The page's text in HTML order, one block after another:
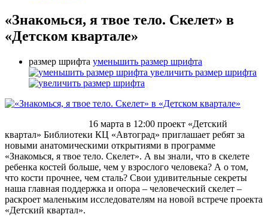
«Знакомься, я твое тело. Скелет» в
«Детском квартале»
размер шрифта уменьшить размер шрифта
увеличить размер шрифта
16 марта в 12:00 проект «Детский
квартал» Библиотеки КЦ «Автоград» приглашает ребят за
новыми анатомическими открытиями в программе
«Знакомься, я твое тело. Скелет». А вы знали, что в скелете
ребенка костей больше, чем у взрослого человека? А о том,
что кости прочнее, чем сталь? Свои удивительные секреты
наша главная поддержка и опора – человеческий скелет –
раскроет маленьким исследователям на новой встрече проекта
«Детский квартал».